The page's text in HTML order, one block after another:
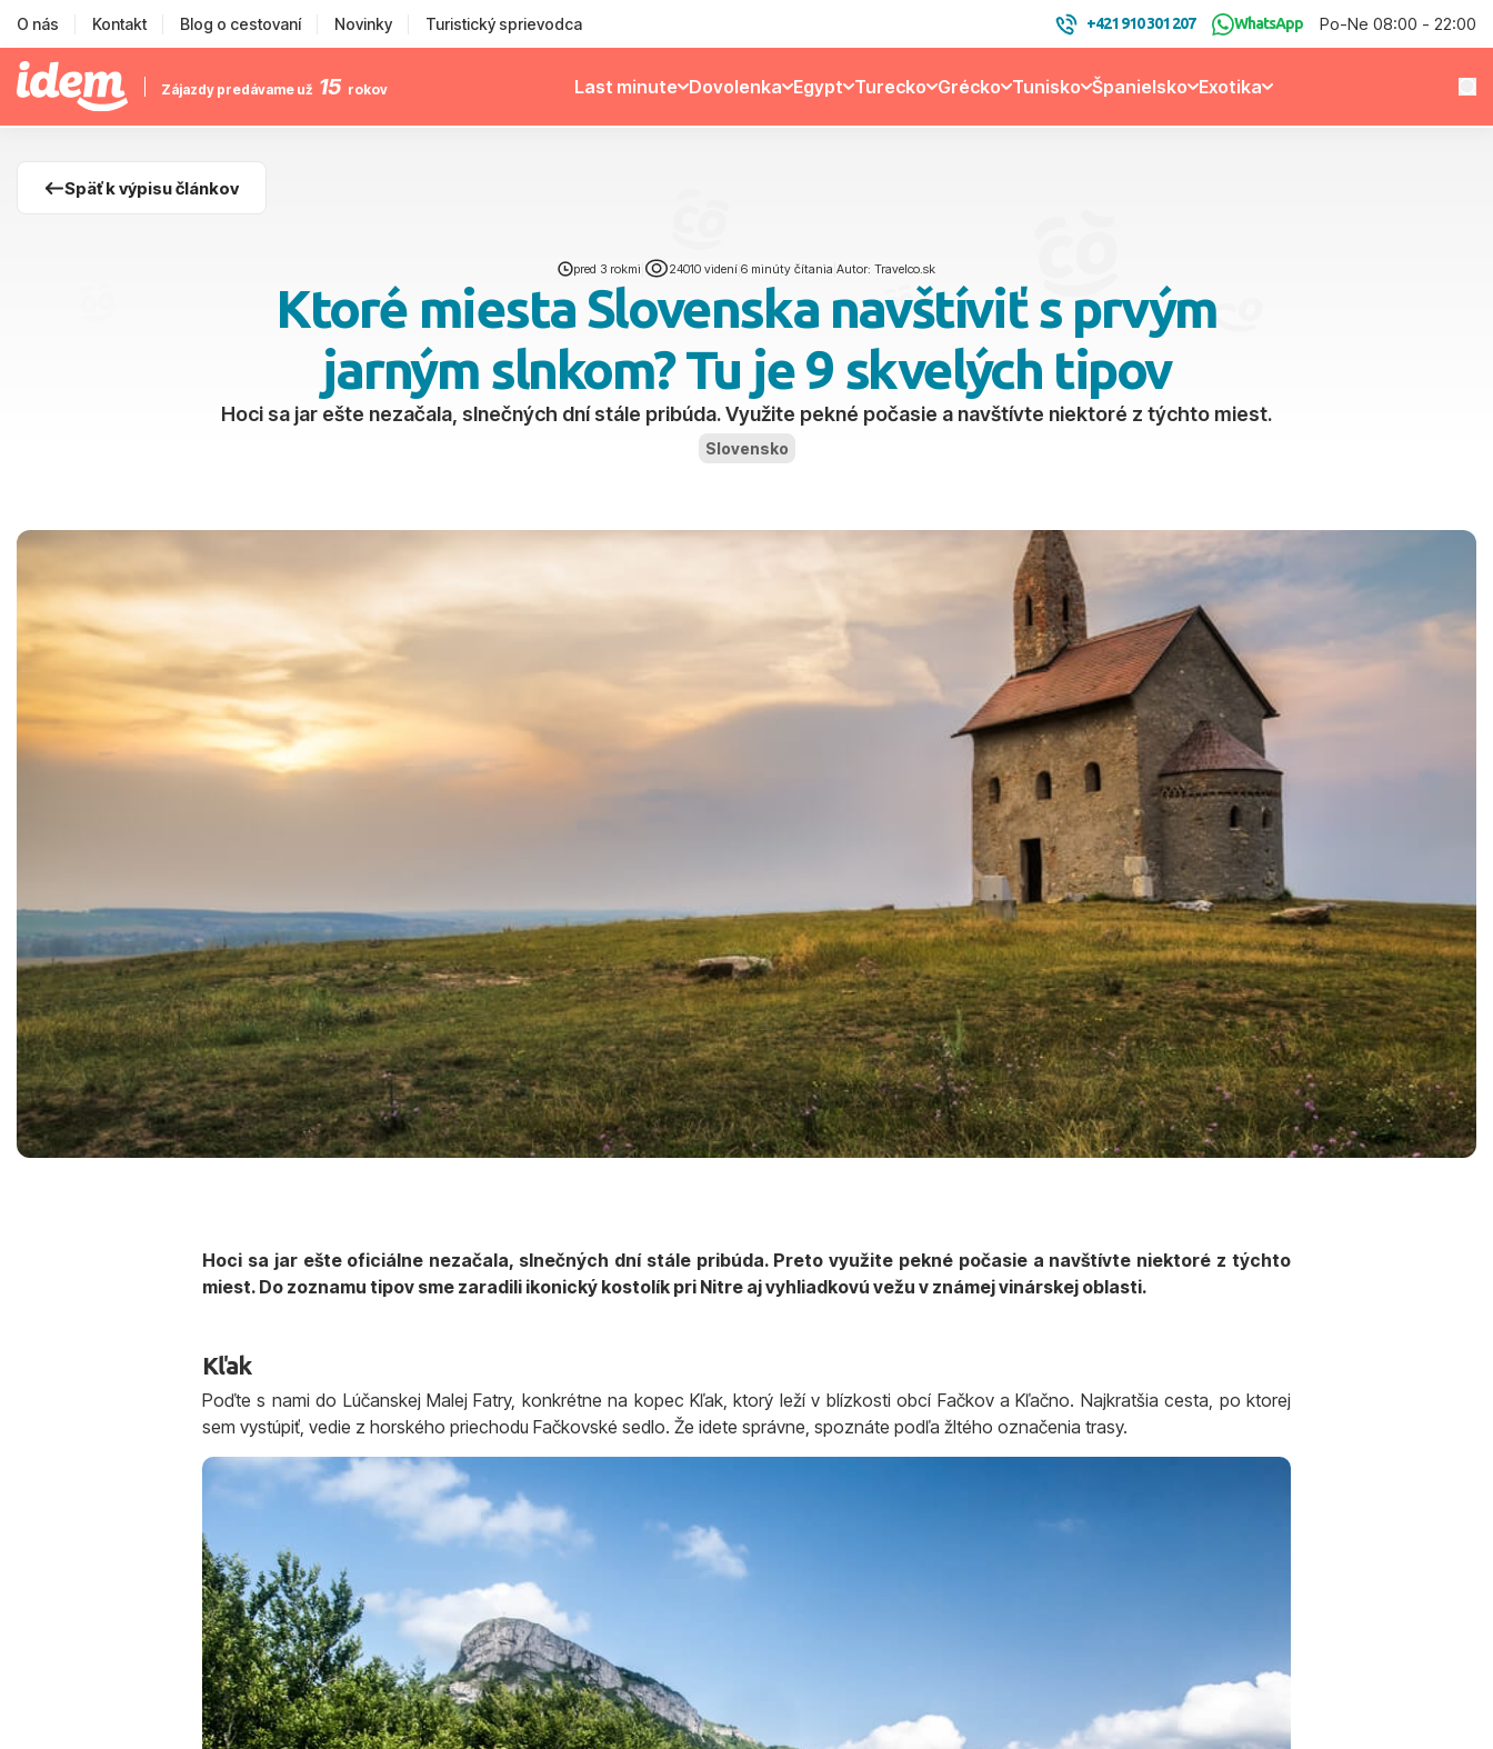
O nás Kontakt Blog o cestovaní Novinky Turistický sprievodca +421 910 301 207 WhatsApp Po-Ne 08:00 - 22:00
Zájazdy predávame už 15 rokov Last minute Dovolenka Egypt Turecko Grécko Tunisko Španielsko Exotika
Späť k výpisu článkov
pred 3 rokmi 24010 videní 6 minúty čítania Autor: Travelco.sk
Ktoré miesta Slovenska navštíviť s prvým
jarným slnkom? Tu je 9 skvelých tipov
Hoci sa jar ešte nezačala, slnečných dní stále pribúda. Využite pekné počasie a navštívte niektoré z týchto miest.
Slovensko
Hoci sa jar ešte oficiálne nezačala, slnečných dní stále pribúda. Preto využite pekné počasie a navštívte niektoré z týchto
miest. Do zoznamu tipov sme zaradili ikonický kostolík pri Nitre aj vyhliadkovú vežu v známej vinárskej oblasti.
Kľak
Poďte s nami do Lúčanskej Malej Fatry, konkrétne na kopec Kľak, ktorý leží v blízkosti obcí Fačkov a Kľačno. Najkratšia cesta, po ktorej
sem vystúpiť, vedie z horského priechodu Fačkovské sedlo. Že idete správne, spoznáte podľa žltého označenia trasy.